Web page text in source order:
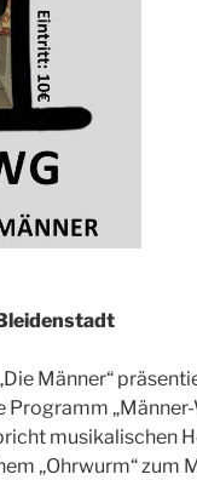
Männer“
Programm „Männer-
musikalischen
„Ohrwurm“ zum